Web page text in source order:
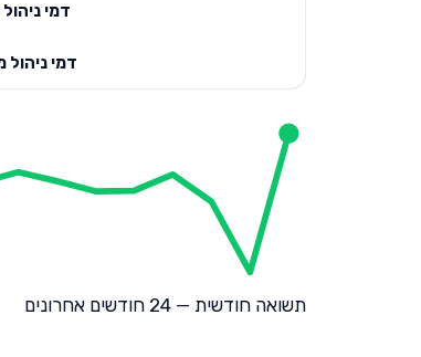
דמי
דמי
תשואה חודשית — 24 חודשים אחרונים